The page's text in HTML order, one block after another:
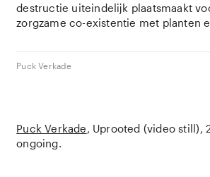
destructie uiteindelijk plaatsmaakt
zorgzame co-existentie met planten
Puck Verkade
Puck Verkade Uprooted (video still)
ongoing.